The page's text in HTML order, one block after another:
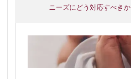
ニーズにどう対応すべきか